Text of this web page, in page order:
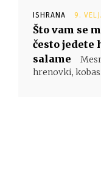
ISHRANA 9.
Što vam se
često jedete
salame
hrenovki,